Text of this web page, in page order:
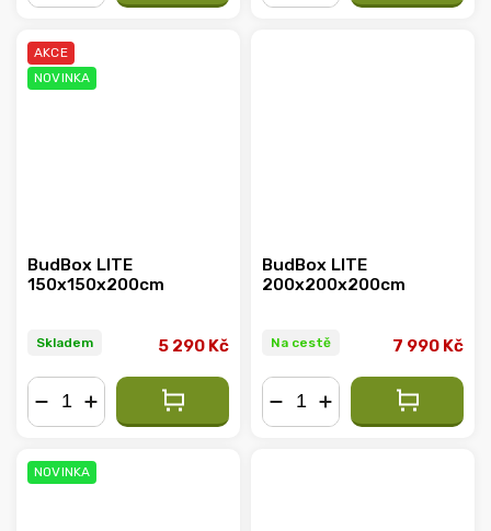
AKCE
NOVINKA
BudBox LITE
150x150x200cm
Skladem 5 290 Kč
BudBox LITE
200x200x200cm
Na cestě 7 990 Kč
NOVINKA